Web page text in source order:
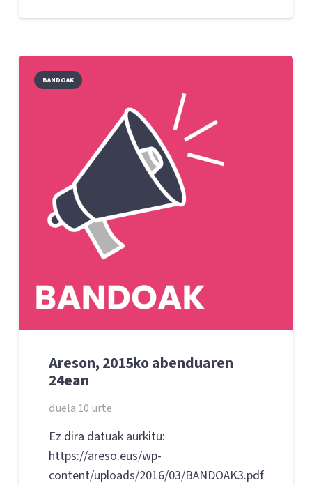
BANDOAK
Areson, 2015ko abenduaren
24ean
duela 10 urte
Ez dira datuak aurkitu:
https://areso.eus/wp-
content/uploads/2016/03/BANDOAK3.pdf